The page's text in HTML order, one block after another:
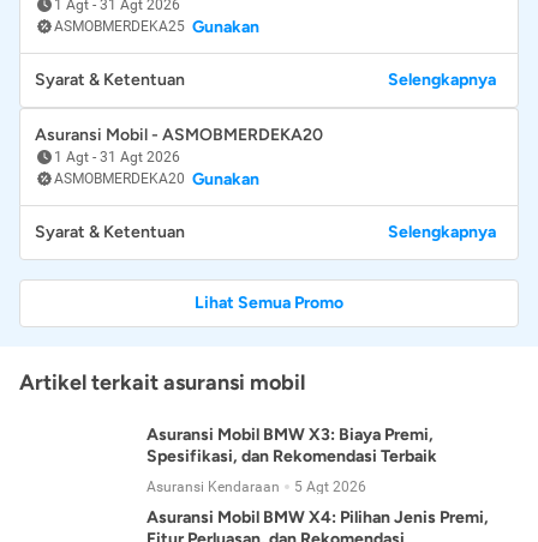
1 Agt - 31 Agt 2026
ASMOBMERDEKA25 Gunakan
Syarat & Ketentuan Selengkapnya
Asuransi Mobil - ASMOBMERDEKA20
1 Agt - 31 Agt 2026
ASMOBMERDEKA20 Gunakan
Syarat & Ketentuan Selengkapnya
Lihat Semua Promo
Artikel terkait asuransi mobil
Asuransi Mobil BMW X3: Biaya Premi,
Spesifikasi, dan Rekomendasi Terbaik
Asuransi Kendaraan 5 Agt 2026
Asuransi Mobil BMW X4: Pilihan Jenis Premi,